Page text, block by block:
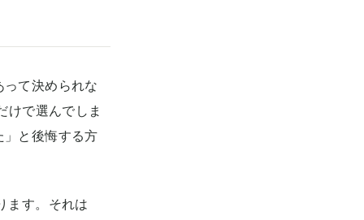
て決められな
けで選んでしま
」と後悔する方
ます。それは